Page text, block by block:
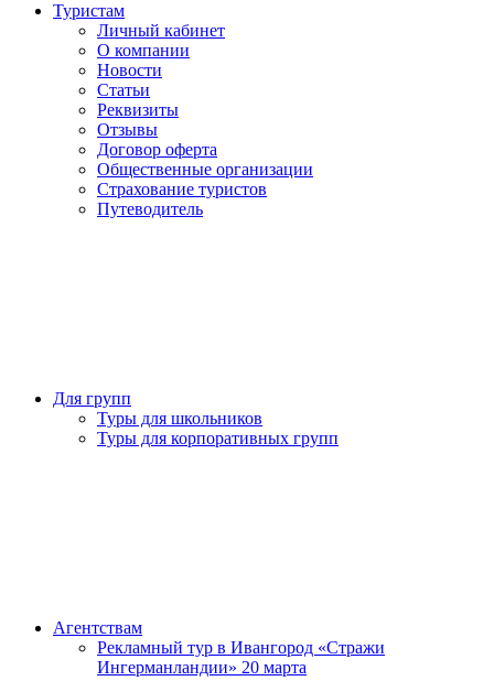
Туристам
Личный кабинет
О компании
Новости
Статьи
Реквизиты
Отзывы
Договор оферта
Общественные организации
Страхование туристов
Путеводитель
Для групп
Туры для школьников
Туры для корпоративных групп
Агентствам
Рекламный тур в Ивангород «Стражи
Ингерманландии» 20 марта